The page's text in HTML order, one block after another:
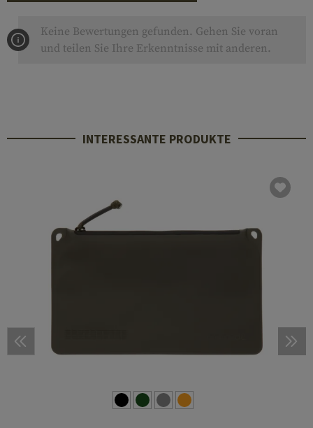
Keine Bewertungen gefunden. Gehen Sie voran
und teilen Sie Ihre Erkenntnisse mit anderen.
INTERESSANTE PRODUKTE